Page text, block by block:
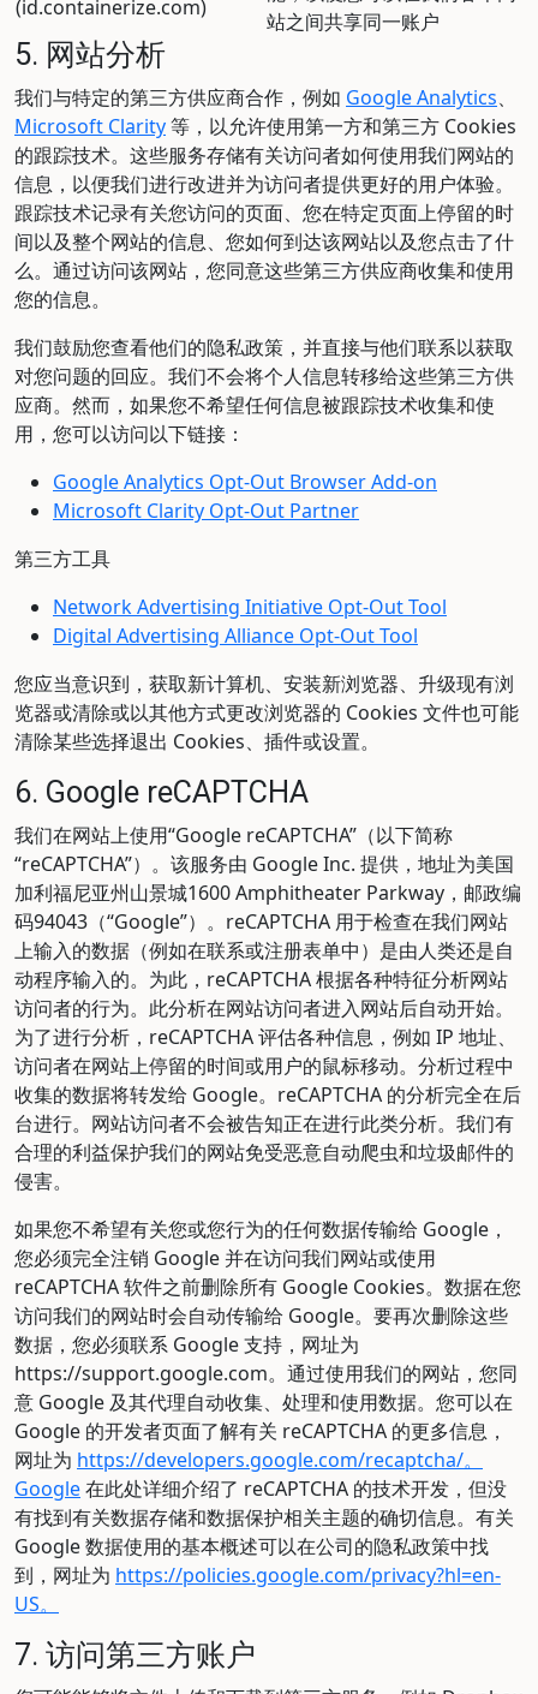
(id.containerize.com)
站之间共享同一账户
5. 网站分析
我们与特定的第三方供应商合作，例如 Google Analytics、
Microsoft Clarity等，以允许使用第一方和第三方 Cookies
的跟踪技术。这些服务存储有关访问者如何使用我们网站的
信息，以便我们进行改进并为访问者提供更好的用户体验。
跟踪技术记录有关您访问的页面、您在特定页面上停留的时
间以及整个网站的信息、您如何到达该网站以及您点击了什
么。通过访问该网站，您同意这些第三方供应商收集和使用
您的信息。
我们鼓励您查看他们的隐私政策，并直接与他们联系以获取
对您问题的回应。我们不会将个人信息转移给这些第三方供
应商。然而，如果您不希望任何信息被跟踪技术收集和使
用，您可以访问以下链接：
Google Analytics Opt-Out Browser Add-on
Microsoft Clarity Opt-Out Partner
第三方工具
Network Advertising Initiative Opt-Out Tool
Digital Advertising Alliance Opt-Out Tool
您应当意识到，获取新计算机、安装新浏览器、升级现有浏
览器或清除或以其他方式更改浏览器的 Cookies 文件也可能
清除某些选择退出 Cookies、插件或设置。
6. Google reCAPTCHA
我们在网站上使用“Google reCAPTCHA”（以下简称
“reCAPTCHA”）。该服务由 Google Inc. 提供，地址为美国
加利福尼亚州山景城1600 Amphitheater Parkway，邮政编
码94043（“Google”）。reCAPTCHA 用于检查在我们网站
上输入的数据（例如在联系或注册表单中）是由人类还是自
动程序输入的。为此，reCAPTCHA 根据各种特征分析网站
访问者的行为。此分析在网站访问者进入网站后自动开始。
为了进行分析，reCAPTCHA 评估各种信息，例如 IP 地址、
访问者在网站上停留的时间或用户的鼠标移动。分析过程中
收集的数据将转发给 Google。reCAPTCHA 的分析完全在后
台进行。网站访问者不会被告知正在进行此类分析。我们有
合理的利益保护我们的网站免受恶意自动爬虫和垃圾邮件的
侵害。
如果您不希望有关您或您行为的任何数据传输给 Google，
您必须完全注销 Google 并在访问我们网站或使用
reCAPTCHA 软件之前删除所有 Google Cookies。数据在您
访问我们的网站时会自动传输给 Google。要再次删除这些
数据，您必须联系 Google 支持，网址为
https://support.google.com。通过使用我们的网站，您同
意 Google 及其代理自动收集、处理和使用数据。您可以在
Google 的开发者页面了解有关 reCAPTCHA 的更多信息，
网址为 https://developers.google.com/recaptcha/。
Google在此处详细介绍了 reCAPTCHA 的技术开发，但没
有找到有关数据存储和数据保护相关主题的确切信息。有关
Google 数据使用的基本概述可以在公司的隐私政策中找
到，网址为 https://policies.google.com/privacy?hl=en-
US。
7. 访问第三方账户